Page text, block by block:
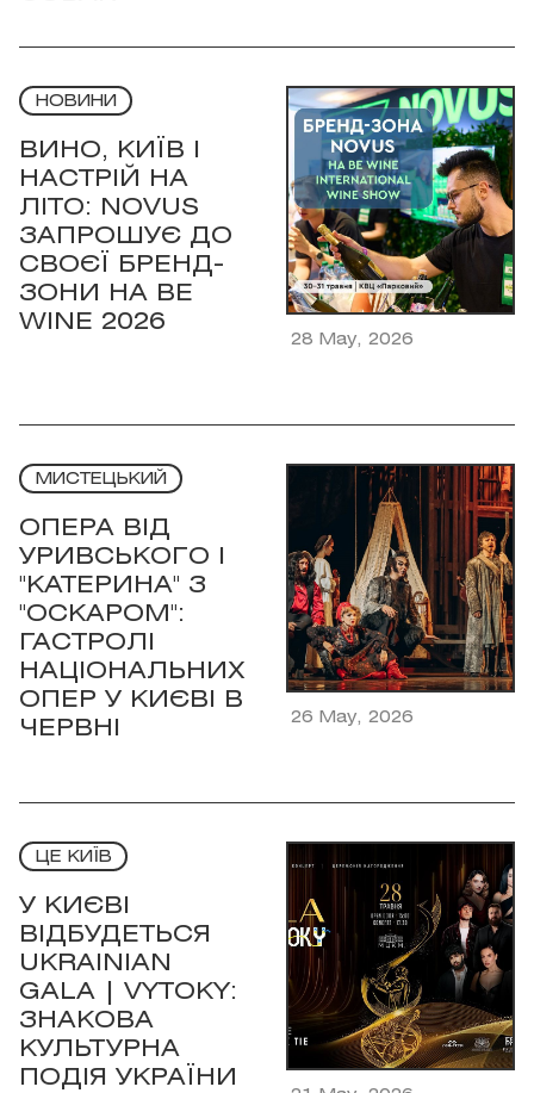
НОВИНИ
ВИНО, КИЇВ І
НАСТРІЙ НА
ЛІТО: NOVUS
ЗАПРОШУЄ ДО
СВОЄЇ БРЕНД-
ЗОНИ НА BE
WINE 2026
28 May, 2026
МИСТЕЦЬКИЙ
ОПЕРА ВІД
УРИВСЬКОГО І
"КАТЕРИНА" З
"ОСКАРОМ":
ГАСТРОЛІ
НАЦІОНАЛЬНИХ
ОПЕР У КИЄВІ В
ЧЕРВНІ
26 May, 2026
ЦЕ КИЇВ
У КИЄВІ
ВІДБУДЕТЬСЯ
UKRAINIAN
GALA | VYTOKY:
ЗНАКОВА
КУЛЬТУРНА
ПОДІЯ УКРАЇНИ